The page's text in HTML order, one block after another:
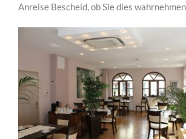
Anreise Bescheid, ob Sie dies